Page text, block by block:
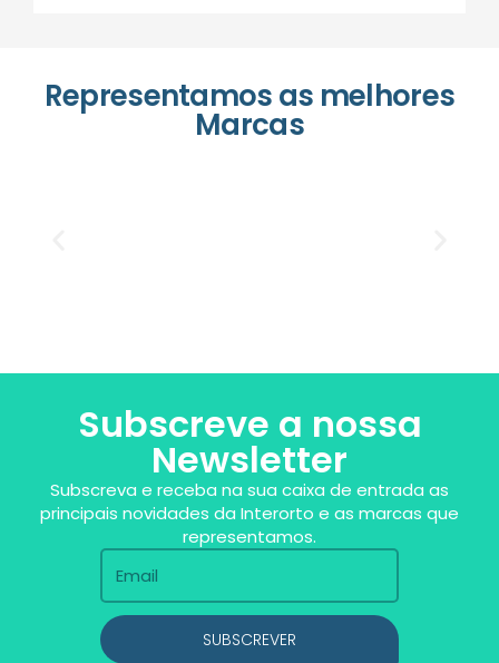
Representamos as melhores
Marcas
Subscreve a nossa
Newsletter
Subscreva e receba na sua caixa de entrada as
principais novidades da Interorto e as marcas que
representamos.
SUBSCREVER